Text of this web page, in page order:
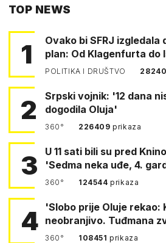
TOP NEWS
1
Ovako bi SFRJ
plan: Od Klagenfurta do
POLITIKA I DRUŠTVO
2
Srpski vojnik: '12 dana
dogodila Oluja'
360° 226409prikaza
3
U 11 sati bili su pred Kninom. Gotovina:
'Sedma neka uđe, 4.
360° 124544prikaza
4
'Slobo prije Oluje rekao:
neobranjivo. Tuđmana
360° 108451prikaza